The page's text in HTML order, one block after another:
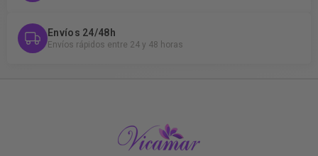
Envíos 24/48h
Envíos rápidos entre 24 y 48 horas